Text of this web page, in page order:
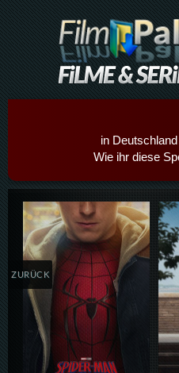
in
Wie ihr diese
Details,Play
ZURÜCK